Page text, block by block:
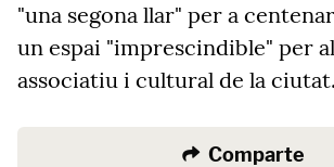
"una segona llar" per a
un espai "imprescindible" per
associatiu i cultural de la ciutat.
Comparte